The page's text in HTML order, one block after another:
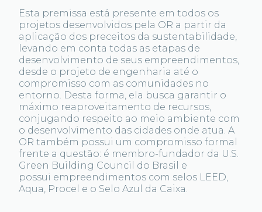
Esta premissa está presente em todos os
projetos desenvolvidos pela OR a partir da
aplicação dos preceitos da sustentabilidade,
levando em conta todas as etapas de
desenvolvimento de seus empreendimentos,
desde o projeto de engenharia até o
compromisso com as comunidades no
entorno. Desta forma, ela busca garantir o
máximo reaproveitamento de recursos,
conjugando respeito ao meio ambiente com
o desenvolvimento das cidades onde atua. A
OR também possui um compromisso formal
frente a questão: é membro-fundador da U.S.
Green Building Council do Brasil e
possui empreendimentos com selos LEED,
Aqua, Procel e o Selo Azul da Caixa.